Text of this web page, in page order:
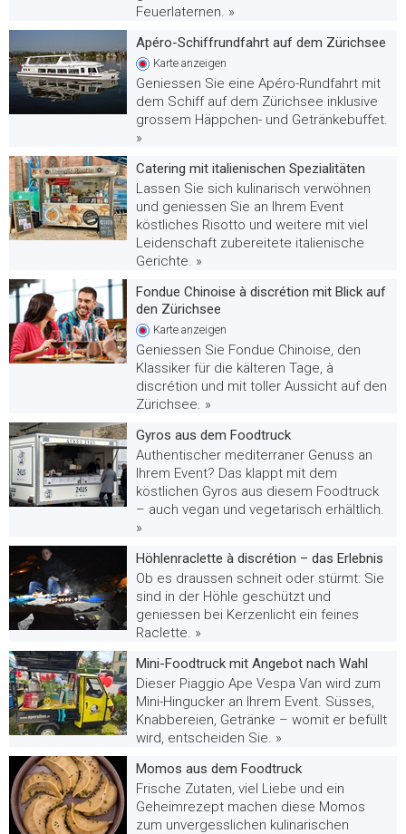
Feuerlaternen. »
Apéro-Schiffrundfahrt auf dem Zürichsee
Karte anzeigen
Geniessen Sie eine Apéro-Rundfahrt mit
dem Schiff auf dem Zürichsee inklusive
grossem Häppchen- und Getränkebuffet.
»
Catering mit italienischen Spezialitäten
Lassen Sie sich kulinarisch verwöhnen
und geniessen Sie an Ihrem Event
köstliches Risotto und weitere mit viel
Leidenschaft zubereitete italienische
Gerichte. »
Fondue Chinoise à discrétion mit Blick auf
den Zürichsee
Karte anzeigen
Geniessen Sie Fondue Chinoise, den
Klassiker für die kälteren Tage, à
discrétion und mit toller Aussicht auf den
Zürichsee. »
Gyros aus dem Foodtruck
Authentischer mediterraner Genuss an
Ihrem Event? Das klappt mit dem
köstlichen Gyros aus diesem Foodtruck
– auch vegan und vegetarisch erhältlich.
»
Höhlenraclette à discrétion – das Erlebnis
Ob es draussen schneit oder stürmt: Sie
sind in der Höhle geschützt und
geniessen bei Kerzenlicht ein feines
Raclette. »
Mini-Foodtruck mit Angebot nach Wahl
Dieser Piaggio Ape Vespa Van wird zum
Mini-Hingucker an Ihrem Event. Süsses,
Knabbereien, Getränke – womit er befüllt
wird, entscheiden Sie. »
Momos aus dem Foodtruck
Frische Zutaten, viel Liebe und ein
Geheimrezept machen diese Momos
zum unvergesslichen kulinarischen